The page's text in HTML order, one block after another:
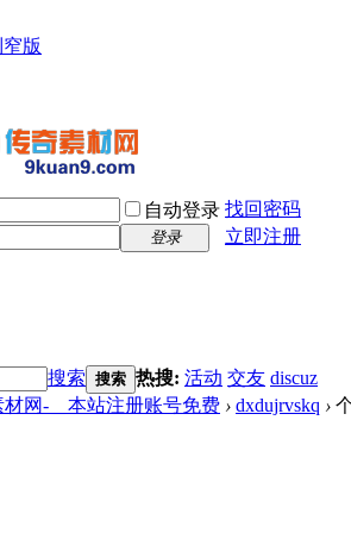
版
自动登录 找回密码
登录
立即注册
搜索 搜索 热搜: 活动 交友 discuz
网-＿本站注册账号免费 › dxdujrvskq ›